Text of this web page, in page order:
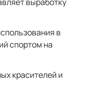
в
спортом на
красителей и